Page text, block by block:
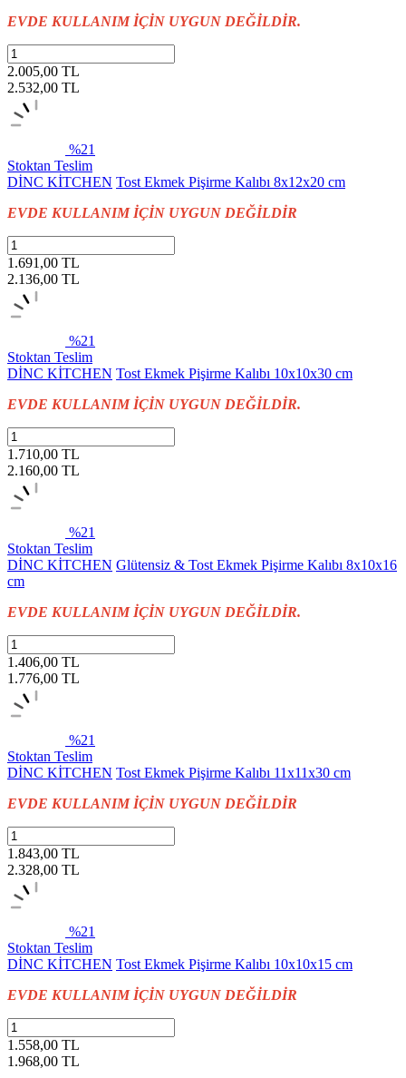
EVDE KULLANIM İÇİN UYGUN DEĞİLDİR.
2.005,00 TL
2.532,00 TL
%21
Stoktan Teslim
DİNC KİTCHEN Tost Ekmek Pişirme Kalıbı 8x12x20 cm
EVDE KULLANIM İÇİN UYGUN DEĞİLDİR
1.691,00 TL
2.136,00 TL
%21
Stoktan Teslim
DİNC KİTCHEN Tost Ekmek Pişirme Kalıbı 10x10x30 cm
EVDE KULLANIM İÇİN UYGUN DEĞİLDİR.
1.710,00 TL
2.160,00 TL
%21
Stoktan Teslim
DİNC KİTCHEN Glütensiz & Tost Ekmek Pişirme Kalıbı 8x10x16
cm
EVDE KULLANIM İÇİN UYGUN DEĞİLDİR.
1.406,00 TL
1.776,00 TL
%21
Stoktan Teslim
DİNC KİTCHEN Tost Ekmek Pişirme Kalıbı 11x11x30 cm
EVDE KULLANIM İÇİN UYGUN DEĞİLDİR
1.843,00 TL
2.328,00 TL
%21
Stoktan Teslim
DİNC KİTCHEN Tost Ekmek Pişirme Kalıbı 10x10x15 cm
EVDE KULLANIM İÇİN UYGUN DEĞİLDİR
1.558,00 TL
1.968,00 TL